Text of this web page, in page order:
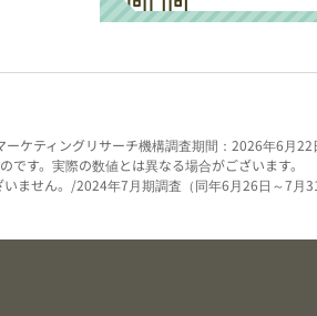
ーケティングリサーチ機構調査期間：2026年6月
す。実際の数値とは異なる場合がございます。
ません。/2024年7月期調査（同年6月26日～7